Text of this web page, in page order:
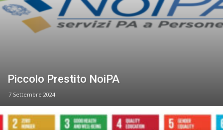
Piccolo Prestito NoiPA
7 Settembre 2024